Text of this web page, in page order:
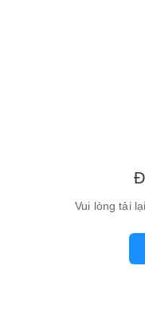
Vui lòng tải